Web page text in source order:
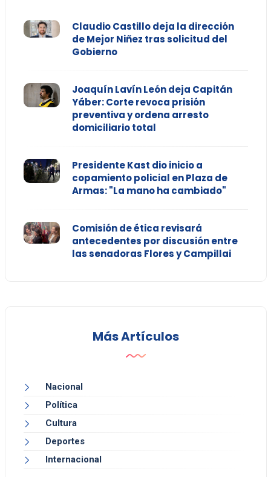
Claudio Castillo deja la dirección
de Mejor Niñez tras solicitud del
Gobierno
Joaquín Lavín León deja Capitán
Yáber: Corte revoca prisión
preventiva y ordena arresto
domiciliario total
Presidente Kast dio inicio a
copamiento policial en Plaza de
Armas: "La mano ha cambiado"
Comisión de ética revisará
antecedentes por discusión entre
las senadoras Flores y Campillai
Más Artículos
Nacional
Política
Cultura
Deportes
Internacional